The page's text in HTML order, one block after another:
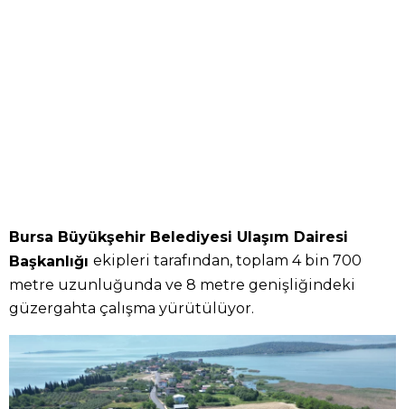
Bursa Büyükşehir Belediyesi Ulaşım Dairesi
Başkanlığı ekipleri tarafından, toplam 4 bin 700
metre uzunluğunda ve 8 metre genişliğindeki
güzergahta çalışma yürütülüyor.